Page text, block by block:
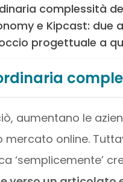
complessità
e Kipcast:
progettuale a
aumentano le
mercato online.
‘semplicemente’